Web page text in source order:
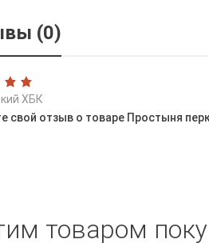
(0)
ХБК
свой отзыв о товаре Простыня
товаром